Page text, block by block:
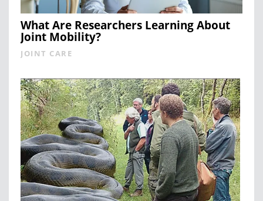
What Are Researchers Learning About
Joint Mobility?
JOINT CARE